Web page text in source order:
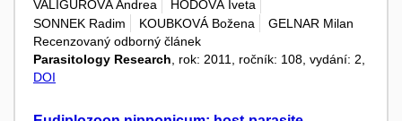
VALIGUROVÁ Andrea
HODOVÁ Iveta
SONNEK Radim
KOUBKOVÁ Božena
GELNAR Milan
Recenzovaný odborný článek
Parasitology Research, rok: 2011, ročník: 108, vydání: 2,
DOI